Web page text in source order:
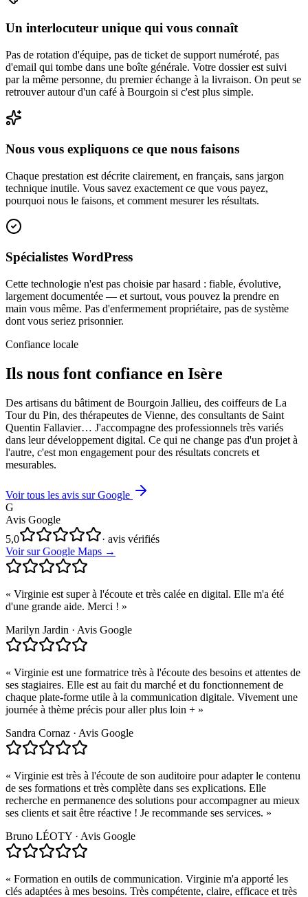
Un interlocuteur unique qui vous connaît
Pas de rotation d'équipe, pas de ticket de support numéroté, pas
d'email qui tombe dans une boîte générale. Votre dossier est suivi
par la même personne, du premier échange à la livraison. On peut se
retrouver autour d'un café à Bourgoin si c'est plus simple.
Nous vous expliquons ce que nous faisons
Chaque prestation est décrite clairement, en français, sans jargon
technique inutile. Vous savez exactement ce que vous payez,
pourquoi nous le faisons, et comment mesurer les résultats.
Spécialistes WordPress
Cette technologie n'est pas choisie par hasard : fiable, évolutive,
largement documentée — et surtout, vous pouvez la prendre en
main vous même. Pas d'enfermement propriétaire, pas de système
dont vous seriez prisonnier.
Confiance locale
Ils nous font confiance en Isère
Des artisans du bâtiment de Bourgoin Jallieu, des coiffeurs de La
Tour du Pin, des thérapeutes de Vienne, des consultants de Saint
Quentin Fallavier… J'accompagne des professionnels très variés
dans leur développement digital. Ce qui ne change pas d'un projet à
l'autre, c'est mon engagement pour des résultats concrets et
mesurables.
Voir tous les avis sur Google
G
Avis Google
5,0
· avis vérifiés
Voir sur Google Maps →
« Virginie est super à l'écoute et très calée en digital. Elle m'a été
d'une grande aide. Merci ! »
Marilyn Jardin · Avis Google
« Virginie est une formatrice très à l'écoute des besoins et attentes de
ses stagiaires. Elle est au fait du marché et du fonctionnement de
chaque plate-forme utile à la communication digitale. Vivement une
journée à thème précis pour aller plus loin + »
Sandra Cornaz · Avis Google
« Virginie est très à l'écoute de son auditoire pour adapter le contenu
de ses formations et très complète dans ses explications. Elle
recherche en permanence des solutions pour accompagner au mieux
ses clients et sait être réactive ! Je recommande ses services. »
Bruno LÉOTY · Avis Google
« Formation en outils de communication. Virginie m'a apporté les
clés adaptées à mes besoins. Très compétente, claire, efficace et très